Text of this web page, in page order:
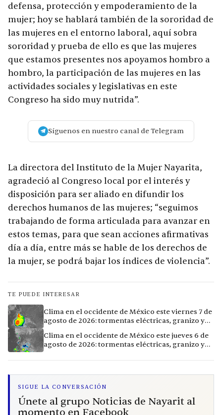
defensa, protección y empoderamiento de la
mujer; hoy se hablará también de la sororidad de
las mujeres en el entorno laboral, aquí sobra
sororidad y prueba de ello es que las mujeres
que estamos presentes nos apoyamos hombro a
hombro, la participación de las mujeres en las
actividades sociales y legislativas en este
Congreso ha sido muy nutrida”.
Síguenos en nuestro canal de Telegram
La directora del Instituto de la Mujer Nayarita,
agradeció al Congreso local por el interés y
disposición para ser aliado en difundir los
derechos humanos de las mujeres; “seguimos
trabajando de forma articulada para avanzar en
estos temas, para que sean acciones afirmativas
día a día, entre más se hable de los derechos de
la mujer, se podrá bajar los índices de violencia”.
TE PUEDE INTERESAR
Clima en el occidente de México este viernes 7 de
agosto de 2026: tormentas eléctricas, granizo y
Clima en el occidente de México este jueves 6 de
agosto de 2026: tormentas eléctricas, granizo y
SIGUE LA CONVERSACIÓN
Únete al grupo Noticias de Nayarit al
momento en Facebook